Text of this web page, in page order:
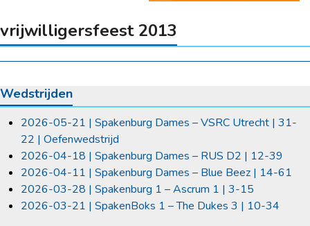
vrijwilligersfeest 2013
Wedstrijden
2026-05-21 | Spakenburg Dames – VSRC Utrecht | 31-
22 | Oefenwedstrijd
2026-04-18 | Spakenburg Dames – RUS D2 | 12-39
2026-04-11 | Spakenburg Dames – Blue Beez | 14-61
2026-03-28 | Spakenburg 1 – Ascrum 1 | 3-15
2026-03-21 | SpakenBoks 1 – The Dukes 3 | 10-34